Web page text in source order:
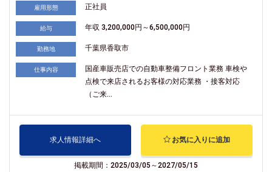
雇用形態 正社員
給与 年収 3,200,000円～6,500,000円
勤務地 千葉県香取市
仕事内容
国産車販売店での自動車整備フロント業務 車検や
点検で来店されるお客様の対応業務 ・接客対応
（ご来...
求人情報詳細へ お気に入りに追加
掲載期間：2025/03/05～2027/05/15